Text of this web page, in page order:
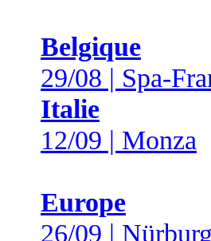
Belgique
29/08 | Spa-
Italie
12/09 | Monza
Europe
26/09 |